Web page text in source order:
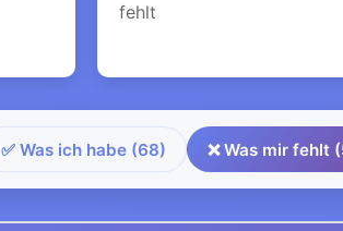
fehlt
✅ Was ich habe (68) ❌ Was mir fehlt